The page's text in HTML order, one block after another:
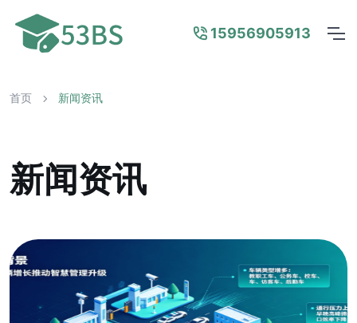
15956905913
首页 新闻资讯
新闻资讯